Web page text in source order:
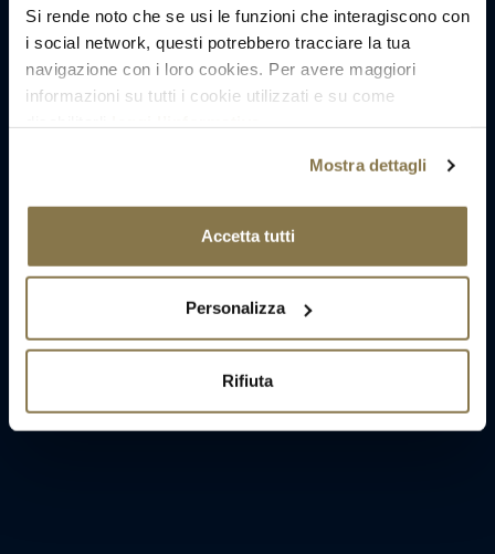
Si rende noto che se usi le funzioni che interagiscono con
i social network, questi potrebbero tracciare la tua
navigazione con i loro cookies. Per avere maggiori
informazioni su tutti i cookie utilizzati e su come
Mostra dettagli
Accetta tutti
Personalizza
Rifiuta